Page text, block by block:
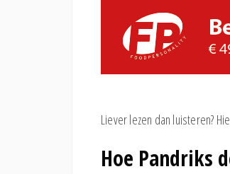
Liever lezen dan luisteren?
Hoe Pandriks